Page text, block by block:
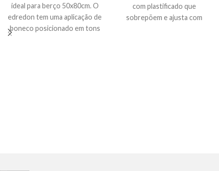
ideal para berço 50x80cm. O
edredon tem uma aplicação de
boneco posicionado em tons
com plastificado que
sobrepõem e ajusta com